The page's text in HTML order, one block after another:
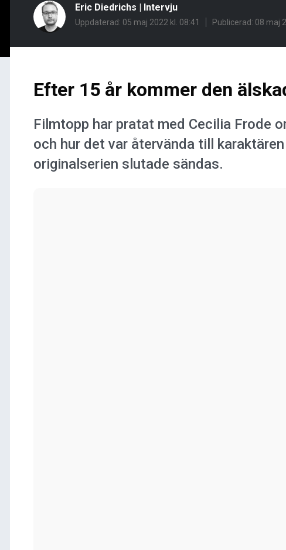
Eric Diedrichs | Intervju
Uppdaterad: 05 maj 2022 kl. 08:41 Publicerad: 08 maj
Efter 15 år kommer den
Filmtopp har pratat med Cecilia Frode
och hur det var återvända till
originalserien slutade sändas.